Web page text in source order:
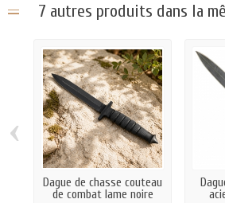
7 autres produits dans la
Dague de chasse couteau
de combat lame noire
‹